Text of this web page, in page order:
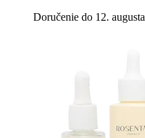
Doručenie do 12. augusta